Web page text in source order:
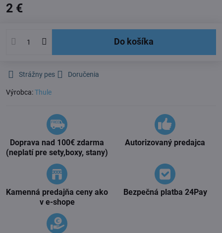
2 €
Do košíka
Strážny pes Doručenia
Výrobca:Thule
Doprava nad 100€ zdarma
(neplatí pre sety,boxy, stany)
Autorizovaný predajca
Kamenná predajňa ceny ako
v e-shope
Bezpečná platba 24Pay